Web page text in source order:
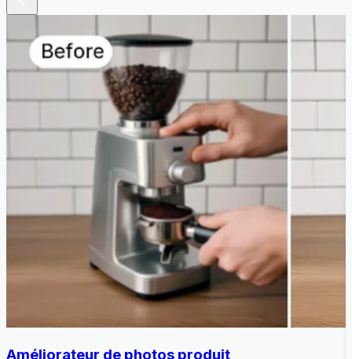
Améliorateur de photos produit